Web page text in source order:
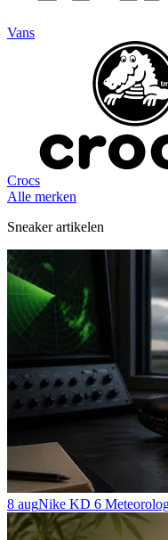
Vans
Crocs
Alle merken
Sneaker artikelen
8 augNike KD 6